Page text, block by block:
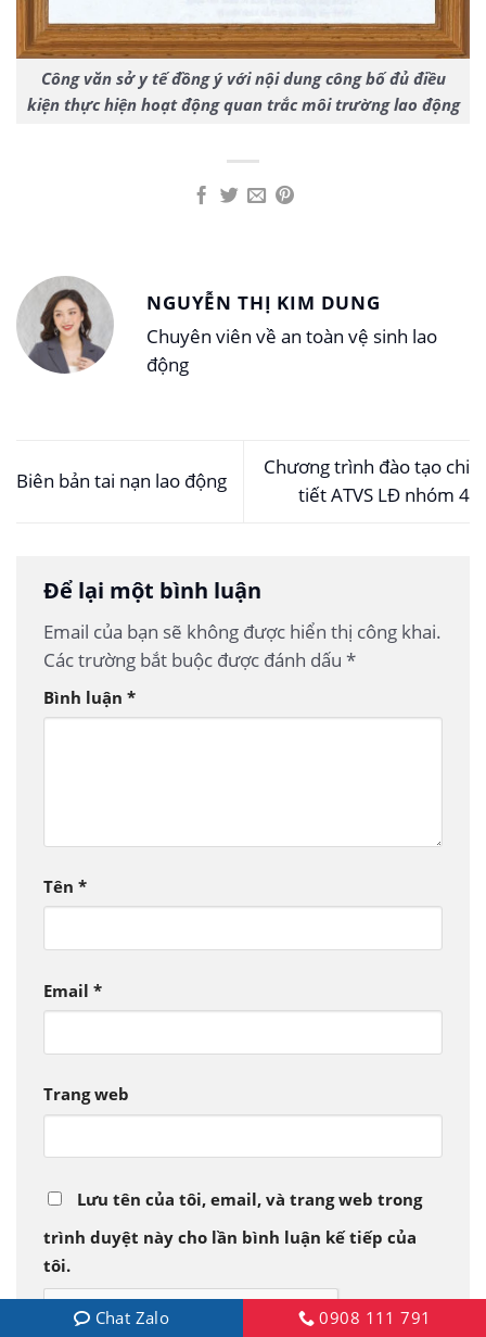
Công văn sở y tế đồng ý với nội dung công bố đủ điều
kiện thực hiện hoạt động quan trắc môi trường lao động
NGUYỄN THỊ KIM DUNG
Chuyên viên về an toàn vệ sinh lao
động
Biên bản tai nạn lao động
Chương trình đào tạo chi
tiết ATVS LĐ nhóm 4
Để lại một bình luận
Email của bạn sẽ không được hiển thị công khai.
Các trường bắt buộc được đánh dấu *
Bình luận *
Tên *
Email *
Trang web
Lưu tên của tôi, email, và trang web trong
trình duyệt này cho lần bình luận kế tiếp của
tôi.
Chat Zalo 0908 111 791